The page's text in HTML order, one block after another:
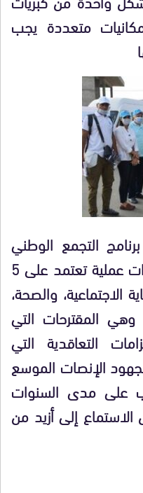
متعددة يجب
التجمع الوطني
للأحرار، الذي يرتكز على إجراءات عملية تعتمد على 5
الاجتماعية، والصحة،
وهي المقترحات التي
التعاقدية التي
الإنصات الموسع
على مدى السنوات
إلى أزيد من